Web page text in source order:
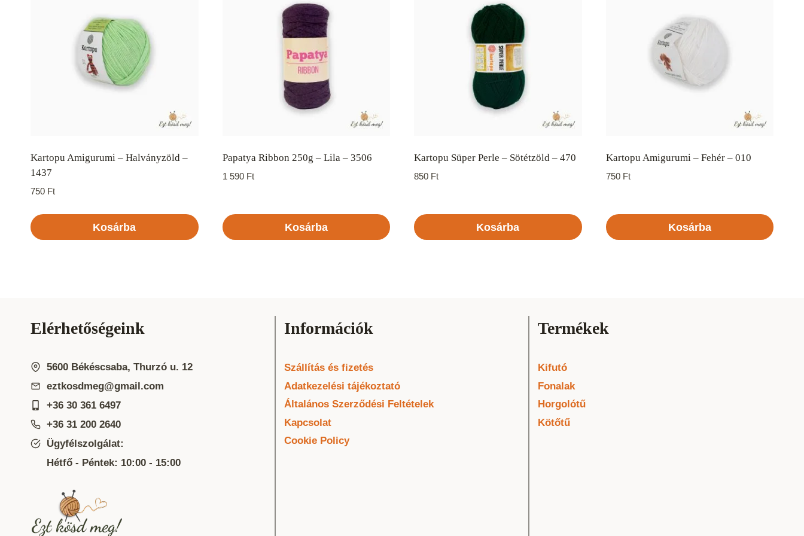
Kartopu Amigurumi – Halványzöld –
1437
750 Ft
Kosárba
Papatya Ribbon 250g – Lila – 3506
1 590 Ft
Kosárba
Kartopu Süper Perle – Sötétzöld – 470
850 Ft
Kosárba
Kartopu Amigurumi – Fehér – 010
750 Ft
Kosárba
Elérhetőségeink
5600 Békéscsaba, Thurzó u. 12
eztkosdmeg@gmail.com
+36 30 361 6497
+36 31 200 2640
Ügyfélszolgálat:
Hétfő - Péntek: 10:00 - 15:00
Információk
Szállítás és fizetés
Adatkezelési tájékoztató
Általános Szerződési Feltételek
Kapcsolat
Cookie Policy
Termékek
Kifutó
Fonalak
Horgolótű
Kötőtű